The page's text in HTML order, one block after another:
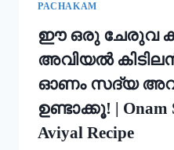
PACHAKAM
ഈ ഒരു ചേരുവ
അവിയൽ
ഓണം സദ്യ
ഉണ്ടാക്കൂ! | Onam
Aviyal Recipe